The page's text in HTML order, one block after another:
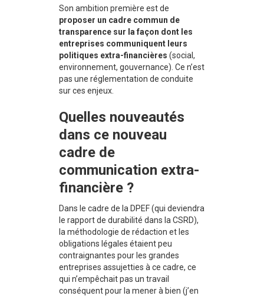
Son ambition première est de
proposer un cadre commun de
transparence sur la façon dont les
entreprises communiquent leurs
politiques extra-financières (social,
environnement, gouvernance). Ce n’est
pas une réglementation de conduite
sur ces enjeux.
Quelles nouveautés
dans ce nouveau
cadre de
communication extra-
financière ?
Dans le cadre de la DPEF (qui deviendra
le rapport de durabilité dans la CSRD),
la méthodologie de rédaction et les
obligations légales étaient peu
contraignantes pour les grandes
entreprises assujetties à ce cadre, ce
qui n’empêchait pas un travail
conséquent pour la mener à bien (j’en